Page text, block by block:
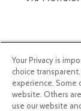
Your Privacy is
choice
experience. Some
website. Others
use our website